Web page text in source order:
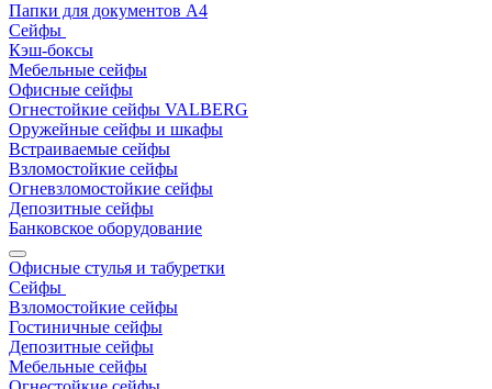
Папки для документов A4
Сейфы
Кэш-боксы
Мебельные сейфы
Офисные сейфы
Огнестойкие сейфы VALBERG
Оружейные сейфы и шкафы
Встраиваемые сейфы
Взломостойкие сейфы
Огневзломостойкие сейфы
Депозитные сейфы
Банковское оборудование
Офисные стулья и табуретки
Сейфы
Взломостойкие сейфы
Гостиничные сейфы
Депозитные сейфы
Мебельные сейфы